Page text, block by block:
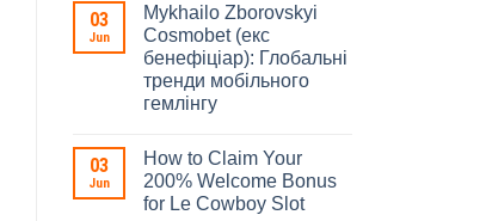
03
Jun
Mykhailo Zborovskyi
Cosmobet (екс
бенефіціар): Глобальні
тренди мобільного
гемлінгу
03
Jun
How to Claim Your
200% Welcome Bonus
for Le Cowboy Slot